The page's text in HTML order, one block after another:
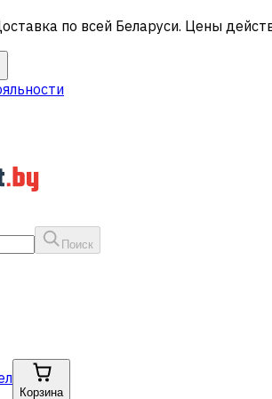
по всей Беларуси. Цены
Поиск
Корзина